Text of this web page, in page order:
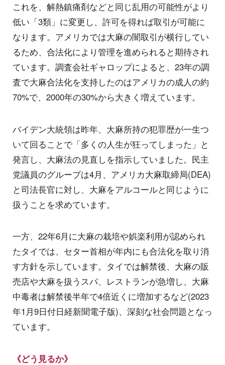
これを、解熱鎮痛剤などと同じ乱用の可能性がより
低い「3類」に変更し、許可を得れば取引が可能に
なります。アメリカでは大麻の闇取引が横行してい
るため、合法化により管理を進められると期待され
ています。調査会社ギャロップによると、23年の調
査で大麻合法化を支持したのはアメリカの成人の約
70%で、2000年の30%から大きく増えています。
バイデン大統領は昨年、大麻所持の犯罪歴が一生つ
いて回ることで「多くの人生が狂ってしまった」と
発言し、大麻法の見直しを指示していました。民主
党議員のグループは4月、アメリカ大麻取締局(DEA)
と司法長官に対し、大麻をアルコールと同じように
扱うことを求めています。
一方、22年6月に大麻の栽培や娯楽利用が認められ
たタイでは、セター首相が年内にも合法化を取り消
す方針を示しています。タイでは解禁後、大麻の販
売店や大麻を扱うスパ、レストランが急増し、大麻
中毒者は解禁後半年で4倍近くに増加するなど(2023
年1月9日付日経新聞電子版)、深刻な社会問題となっ
ています。
《どう見るか》